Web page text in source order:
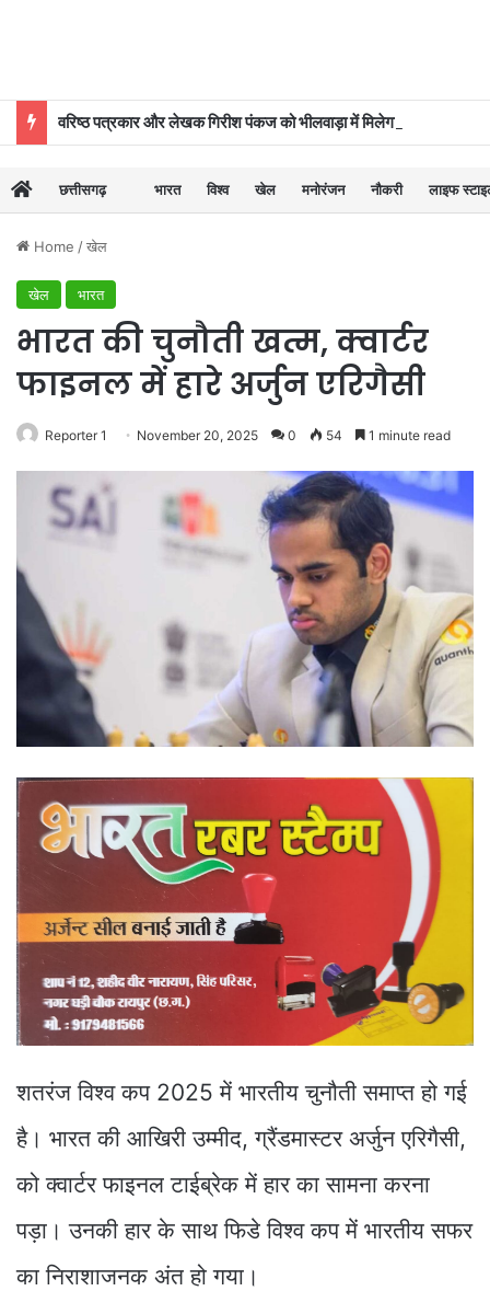
छत्तीसगढ़ भारत विश्व खेल मनोरंजन नौकरी लाइफ
Home /खेल
खेल भारत
भारत की चुनौती खत्म, क्वार्टर
फाइनल में हारे अर्जुन एरिगैसी
Reporter 1 November 20, 2025 0 54 1 minute read
शतरंज विश्व कप 2025 में भारतीय चुनौती समाप्त हो गई
है। भारत की आखिरी उम्मीद, ग्रैंडमास्टर अर्जुन एरिगैसी,
को क्वार्टर फाइनल टाईब्रेक में हार का सामना करना
पड़ा। उनकी हार के साथ फिडे विश्व कप में भारतीय सफर
का निराशाजनक अंत हो गया।